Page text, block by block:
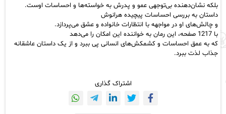
بلکه نشان‌دهنده بی‌توجهی عمو و پدرش به خواسته‌ها و احساسات اوست.
داستان به بررسی احساسات پیچیده هرانوش
و چالش‌های او در مواجهه با انتظارات خانواده و عشق می‌پردازد.
با 1217 صفحه، این رمان به خواننده این امکان را می‌دهد
که به عمق احساسات و کشمکش‌های انسانی پی ببرد و از یک داستان عاشقانه
جذاب لذت ببرد.
اشتراک گذاری